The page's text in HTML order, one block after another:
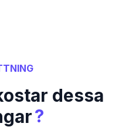
dessa
?